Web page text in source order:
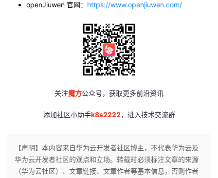
openJiuwen 官网： https://www.openjiuwen.com/
关注魔方公众号，获取更多前沿资讯
添加社区小助手k8s2222，进入技术交流群
【声明】本内容来自华为云开发者社区博主，不代表华为云及
华为云开发者社区的观点和立场。转载时必须标注文章的来源
（华为云社区）、文章链接、文章作者等基本信息，否则作者